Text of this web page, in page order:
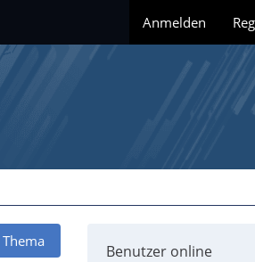
Anmelden
Benutzer online